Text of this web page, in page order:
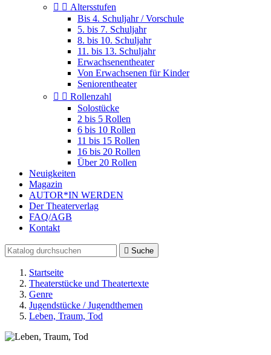
  Altersstufen
Bis 4. Schuljahr / Vorschule
5. bis 7. Schuljahr
8. bis 10. Schuljahr
11. bis 13. Schuljahr
Erwachsenentheater
Von Erwachsenen für Kinder
Seniorentheater
  Rollenzahl
Solostücke
2 bis 5 Rollen
6 bis 10 Rollen
11 bis 15 Rollen
16 bis 20 Rollen
Über 20 Rollen
Neuigkeiten
Magazin
AUTOR*IN WERDEN
Der Theaterverlag
FAQ/AGB
Kontakt
 Suche
Startseite
Theaterstücke und Theatertexte
Genre
Jugendstücke / Jugendthemen
Leben, Traum, Tod